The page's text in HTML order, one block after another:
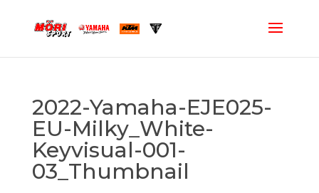
2022-Yamaha-EJE025-
EU-Milky_White-
Keyvisual-001-
03_Thumbnail